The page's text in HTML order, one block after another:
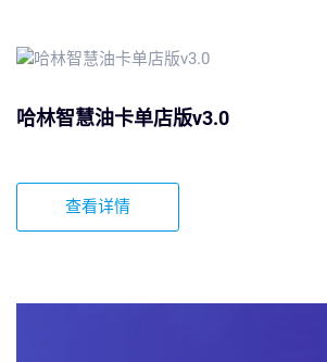
哈林智慧油卡单店版v3.0
查看详情